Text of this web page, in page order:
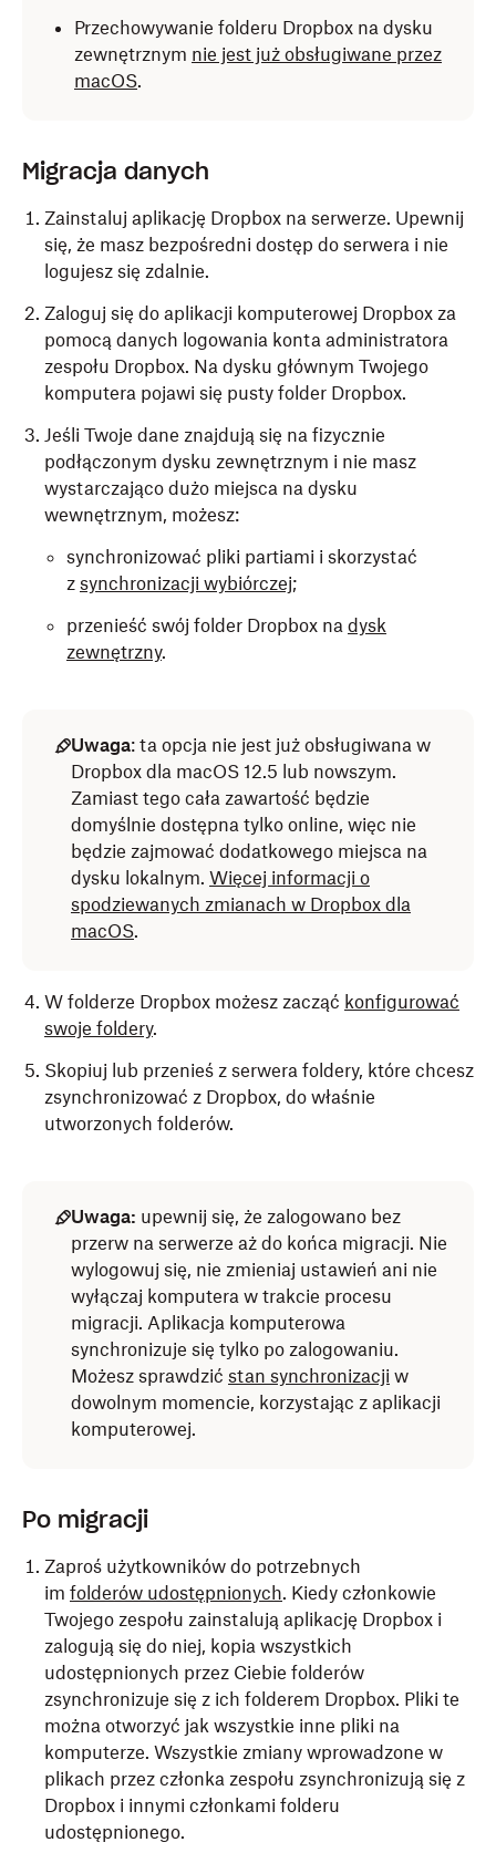
Przechowywanie folderu Dropbox na dysku
zewnętrznym nie jest już obsługiwane przez
macOS.
Migracja danych
Zainstaluj aplikację Dropbox na serwerze. Upewnij
się, że masz bezpośredni dostęp do serwera i nie
logujesz się zdalnie.
Zaloguj się do aplikacji komputerowej Dropbox za
pomocą danych logowania konta administratora
zespołu Dropbox. Na dysku głównym Twojego
komputera pojawi się pusty folder Dropbox.
Jeśli Twoje dane znajdują się na fizycznie
podłączonym dysku zewnętrznym i nie masz
wystarczająco dużo miejsca na dysku
wewnętrznym, możesz:
synchronizować pliki partiami i skorzystać
z synchronizacji wybiórczej;
przenieść swój folder Dropbox na dysk
zewnętrzny.
Uwaga: ta opcja nie jest już obsługiwana w
Dropbox dla macOS 12.5 lub nowszym.
Zamiast tego cała zawartość będzie
domyślnie dostępna tylko online, więc nie
będzie zajmować dodatkowego miejsca na
dysku lokalnym. Więcej informacji o
spodziewanych zmianach w Dropbox dla
macOS.
W folderze Dropbox możesz zacząć konfigurować
swoje foldery.
Skopiuj lub przenieś z serwera foldery, które chcesz
zsynchronizować z Dropbox, do właśnie
utworzonych folderów.
Uwaga: upewnij się, że zalogowano bez
przerw na serwerze aż do końca migracji. Nie
wylogowuj się, nie zmieniaj ustawień ani nie
wyłączaj komputera w trakcie procesu
migracji. Aplikacja komputerowa
synchronizuje się tylko po zalogowaniu.
Możesz sprawdzić stan synchronizacji w
dowolnym momencie, korzystając z aplikacji
komputerowej.
Po migracji
Zaproś użytkowników do potrzebnych
im folderów udostępnionych. Kiedy członkowie
Twojego zespołu zainstalują aplikację Dropbox i
zalogują się do niej, kopia wszystkich
udostępnionych przez Ciebie folderów
zsynchronizuje się z ich folderem Dropbox. Pliki te
można otworzyć jak wszystkie inne pliki na
komputerze. Wszystkie zmiany wprowadzone w
plikach przez członka zespołu zsynchronizują się z
Dropbox i innymi członkami folderu
udostępnionego.